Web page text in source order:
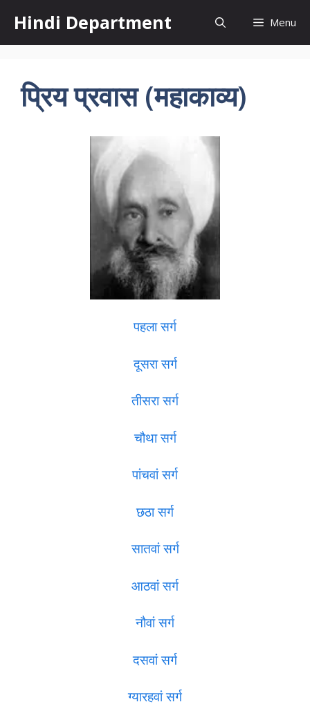
content
Hindi Department Menu
प्रिय प्रवास (महाकाव्य)
पहला सर्ग
दूसरा सर्ग
तीसरा सर्ग
चौथा सर्ग
पांचवां सर्ग
छठा सर्ग
सातवां सर्ग
आठवां सर्ग
नौवां सर्ग
दसवां सर्ग
ग्यारहवां सर्ग